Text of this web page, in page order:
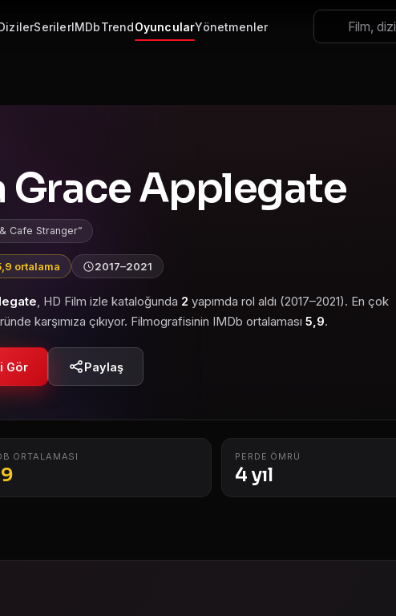
SerilerIMDbTrendOyuncularYönetmenler
Grace Applegate
Cafe Stranger
ortalama 2017–2021
, HD Film izle kataloğunda 2 yapımda rol aldı (2017–2021). En çok
karşımıza çıkıyor. Filmografisinin IMDb ortalaması 5,9.
Gör Paylaş
ORTALAMASI PERDE ÖMRÜ
4 yıl